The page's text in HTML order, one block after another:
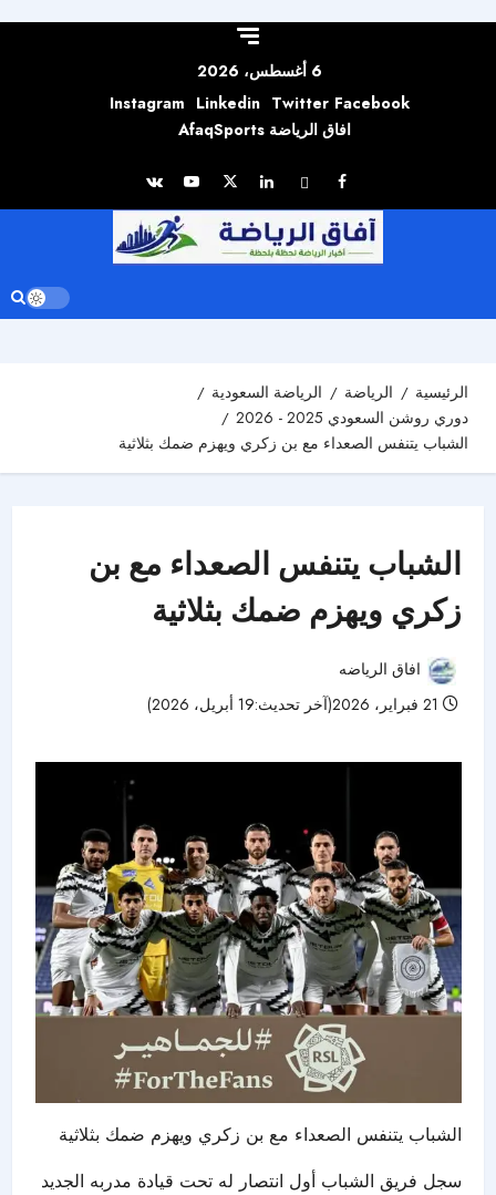
6 أغسطس، 2026
Facebook
Twitter
Linkedin
Instagram
افاق الرياضة AfaqSports
الرئيسية الرياضة
الرياضة السعودية
دوري روشن السعودي 2025 - 2026
الشباب يتنفس الصعداء مع بن زكري ويهزم ضمك بثلاثية
الشباب يتنفس الصعداء مع بن
زكري ويهزم ضمك بثلاثية
افاق الرياضه
الشباب يتنفس الصعداء مع بن زكري ويهزم ضمك بثلاثية
سجل فريق الشباب أول انتصار له تحت قيادة مدربه الجديد